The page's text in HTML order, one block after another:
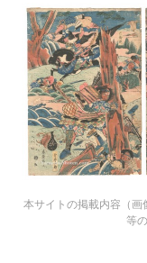
本サイトの掲載内容（画
等